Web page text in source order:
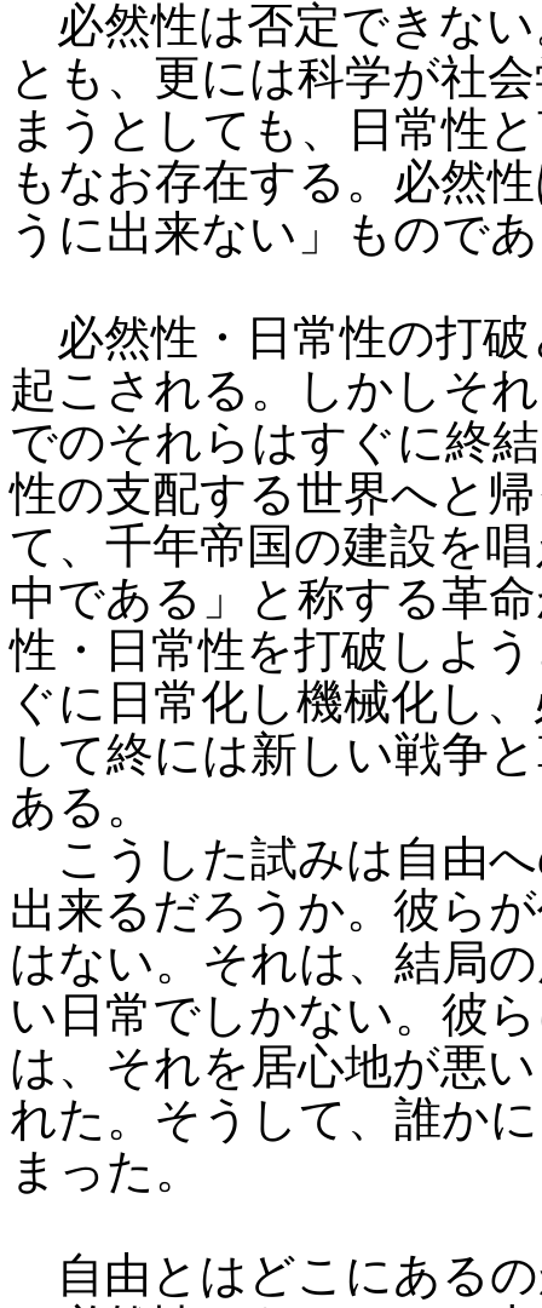
必然性は否定できな
とも、更には科学が社
まうとしても、日常性
もなお存在する。必然
うに出来ない」もので
必然性・日常性の打破
起こされる。しかしそ
でのそれらはすぐに終
性の支配する世界へと
て、千年帝国の建設を
中である」と称する革
性・日常性を打破しよ
ぐに日常化し機械化し
して終には新しい戦争
ある。
こうした試みは自由
出来るだろうか。彼ら
はない。それは、結局
い日常でしかない。彼
は、それを居心地が悪
れた。そうして、誰か
まった。
自由とはどこにある